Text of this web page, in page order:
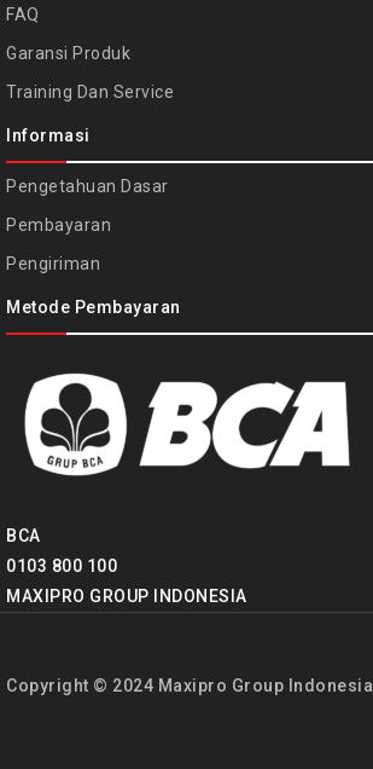
FAQ
Garansi Produk
Training Dan Service
Informasi
Pengetahuan Dasar
Pembayaran
Pengiriman
Metode Pembayaran
BCA
0103 800 100
MAXIPRO GROUP INDONESIA
Copyright © 2024 Maxipro Group Indonesia